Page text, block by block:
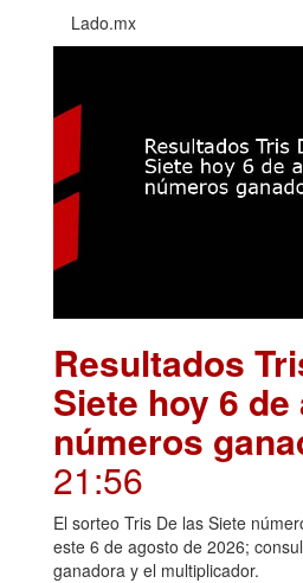
Lado.mx
Resultados
Siete hoy 6
números
21:56
El sorteo Tris De las Siete
este 6 de agosto de 2026;
ganadora y el multiplicador.